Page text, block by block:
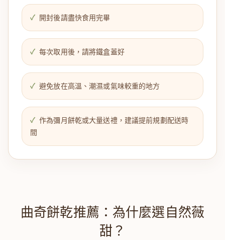
開封後請盡快食用完畢
每次取用後，請將鐵盒蓋好
避免放在高溫、潮濕或氣味較重的地方
作為彌月餅乾或大量送禮，建議提前規劃配送時
間
曲奇餅乾推薦：為什麼選自然薇
甜？